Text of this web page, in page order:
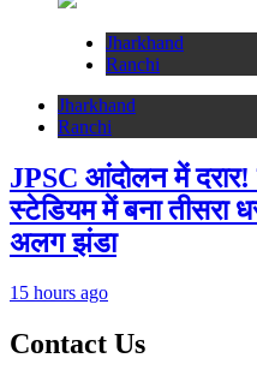
Jharkhand
Ranchi
Jharkhand
Ranchi
JPSC आंदोलन में दरार!
स्टेडियम में बना तीसरा
अलग झंडा
15 hours ago
Contact Us